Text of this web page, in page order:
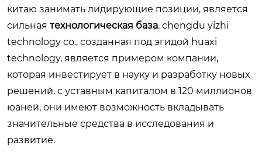
китаю занимать лидирующие позиции, является
сильная технологическая база. chengdu yizhi
technology co., созданная под эгидой huaxi
technology, является примером компании,
которая инвестирует в науку и разработку новых
решений. с уставным капиталом в 120 миллионов
юаней, они имеют возможность вкладывать
значительные средства в исследования и
развитие.